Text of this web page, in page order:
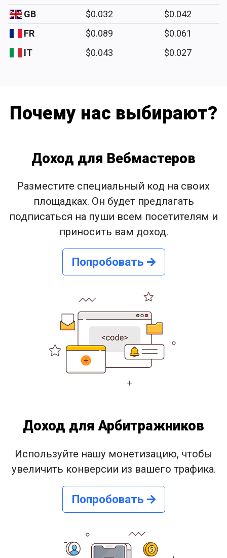
GB
$0.032
$0.042
FR
$0.089
$0.061
IT
$0.043 $0.027
Почему нас выбирают?
Доход для Вебмастеров
Разместите специальный код на своих
площадках. Он будет предлагать
подписаться на пуши всем посетителям и
приносить вам доход.
Попробовать
Доход для Арбитражников
Используйте нашу монетизацию, чтобы
увеличить конверсии из вашего трафика.
Попробовать